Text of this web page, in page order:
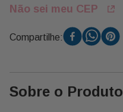
Não sei meu CEP
Compartilhe:
Sobre o Produto